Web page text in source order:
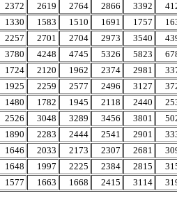
2372 2619 2764 2866 3392
1330 1583 1510 1691 1757
2257 2701 2704 2973 3540
3780 4248 4745 5326 5823
1724 2120 1962 2374 2981
1925 2259 2577 2496 3127
1480 1782 1945 2118 2440
2526 3048 3289 3456 3801
1890 2283 2444 2541 2901
1646 2033 2173 2307 2681
1648 1997 2225 2384 2815
1577 1663 1668 2415 3114